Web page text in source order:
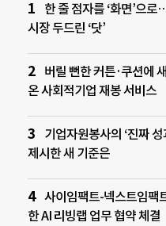
한 줄 점자를 ‘화면’으
시장 두드린 ‘닷’
버릴 뻔한 커튼·쿠션에
온 사회적기업 재봉 서비스
기업자원봉사의 ‘진짜
제시한 새 기준은
사이임팩트-넥스트임팩
한 AI 리빙랩 업무 협약 체결